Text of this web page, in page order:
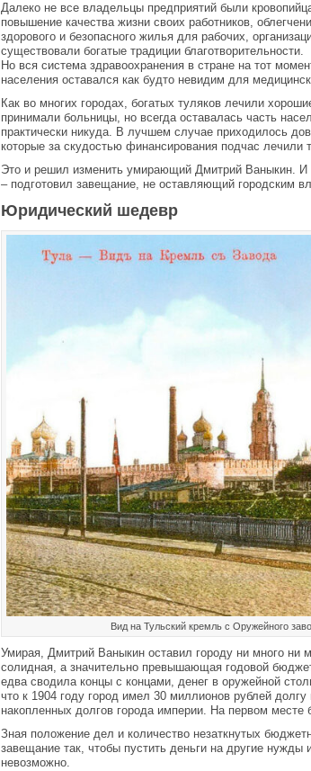
Далеко не все владельцы предприятий были
повышение качества жизни своих работников,
здорового и безопасного жилья для рабочих,
существовали богатые традиции благотворительности.
Но вся система здравоохранения в стране на тот
населения оставался как будто невидим для
Как во многих городах, богатых туляков лечили
принимали больницы, но всегда оставалась часть
практически никуда. В лучшем случае приходилось
которые за скудостью финансирования подчас
Это и решил изменить умирающий Дмитрий Ваныкин. И
– подготовил завещание, не оставляющий городским
Юридический шедевр
Вид на Тульский кремль с Оружейного
Умирая, Дмитрий Ваныкин оставил городу ни много
солидная, а значительно превышающая годовой
едва сводила концы с концами, денег в оружейной
что к 1904 году город имел 30 миллионов рублей
накопленных долгов города империи. На первом месте
Зная положение дел и количество незаткнутых
завещание так, чтобы пустить деньги на другие
невозможно.